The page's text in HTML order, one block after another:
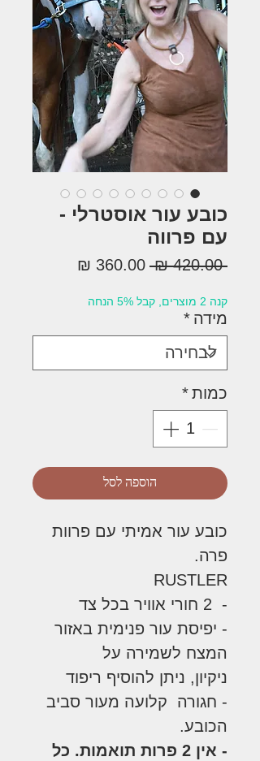
כובע עור אוסטרלי -
עם פרווה
‏420.00 ‏₪
מחיר
קנה 2 מוצרים, קבל 5% הנחה
מידה *
כמות*
הוספה לסל
כובע עור אמיתי עם פרוות
פרה.
RUSTLER
- 2 חורי אוויר בכל צד
- יפיסת עור פנימית באזור
המצח לשמירה על
ניקיון, ניתן להוסיף ריפוד
- חגורה קלועה מעור סביב
הכובע.
- אין 2 פרות תואמות. כל